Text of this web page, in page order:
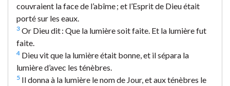
couvraient la face de l’abîme ; et l’Esprit de Dieu était
porté sur les eaux.
3 Or Dieu dit : Que la lumière soit faite. Et la lumière fut
faite.
4 Dieu vit que la lumière était bonne, et il sépara la
lumière d’avec les ténèbres.
5 Il donna à la lumière le nom de Jour, et aux ténèbres le